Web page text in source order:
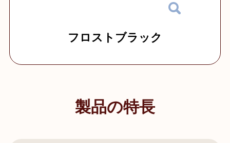
フロストブラック
製品の特長